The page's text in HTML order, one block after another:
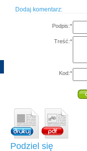
Dodaj komentarz:
Podpis:*
Treść:*
Kod:*
Podziel się